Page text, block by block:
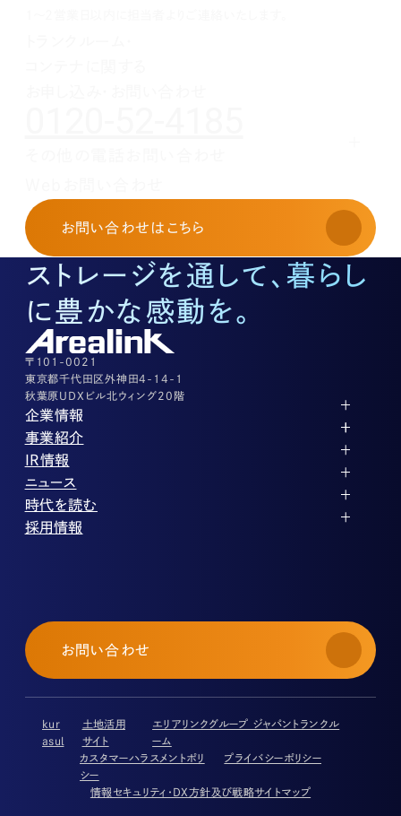
お申し込み・お問い合わせ
03-3526-8568
土地活用に関するお問い合わせ
03-3526-8574
底地に関するお問い合わせ
03-3526-8572
株式に関するお問い合わせ
03-3526-8556
その他上記に当てはまらない案件等
03-3526-8556
お問い合わせ はこちら
ストレージを通して、暮らし
に豊かな感動を。
〒101-0021
東京都千代田区外神田4-14-1
秋葉原UDXビル北ウィング20階
企業情報
代表メッセージ
企業理念
会社概要
役員紹介
沿革
コーポレートガバナンス
事業紹介
ストレージ事業
パートナー制度
ストレージライフ
土地権利整備事業
オフィス事業
アセット事業
IR情報
IRカレンダー
中期経営計画
事業等のリスク
株式・株主情報
個人投資家の皆様へ
よくある質問・用語集
IRメール登録
免責事項
ニュース
PR
IR
時代を読む
投稿一覧
採用情報
採用エントリー
お問い合わせ
kur
asul
土地活用
サイト
エリアリンクグループ ジャパントランクル
ーム
カスタマーハラスメントポリ
シー
プライバシーポリシー
情報セキュリティ・DX方針及び戦略サイトマップ